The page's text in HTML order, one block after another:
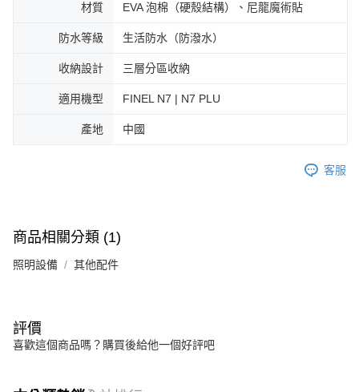
材質 EVA 泡棉（硬殼結構）、尼龍魔術貼
防水等級 生活防水（防潑水）
收納設計 三層分區收納
適用機型 FINEL N7 | N7 PLU
產地 中國
客服
商品相關分類 (1)
照明設備 其他配件
評價
喜歡這個商品嗎？購買後給他一個好評吧